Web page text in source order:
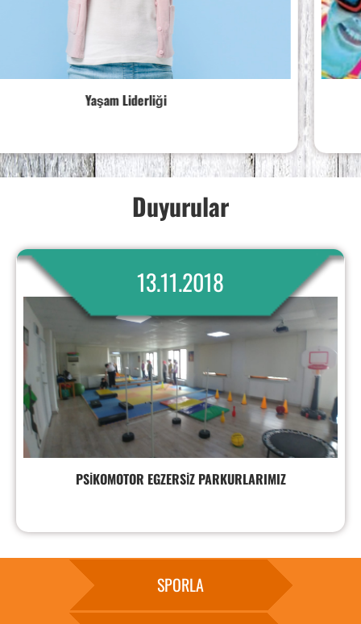
Spor ve Hareket Eğitimi
Duyurular
13.11.2018
PSİKOMOTOR EGZERSİZ PARKURLARIMIZ
SPORLA